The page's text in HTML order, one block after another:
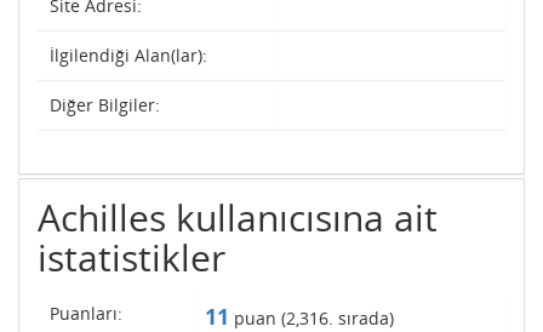
Site Adresi:
İlgilendiği Alan(lar):
Diğer Bilgiler:
Achilles kullanıcısına ait
istatistikler
Puanları: 11 puan (2,316. sırada)